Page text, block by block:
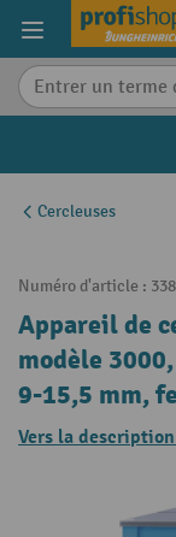
content
Cercleuses
Numéro d'article :
Appareil de
modèle
9-15,5 mm,
Vers la